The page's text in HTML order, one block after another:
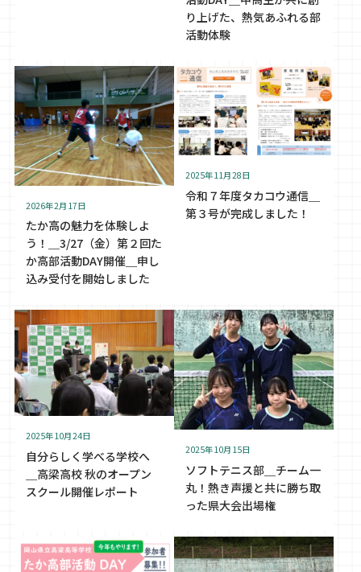
り上げた、熱気あふれる部
活動体験
2026年2月17日
たか高の魅力を体験しよ
う！＿3/27（金）第２回た
か高部活動DAY開催＿申し
込み受付を開始しました
2025年11月28日
令和７年度タカコウ通信＿
第３号が完成しました！
2025年10月24日
自分らしく学べる学校へ
＿高梁高校 秋のオープン
スクール開催レポート
2025年10月15日
ソフトテニス部＿チーム一
丸！熱き声援と共に勝ち取
った県大会出場権